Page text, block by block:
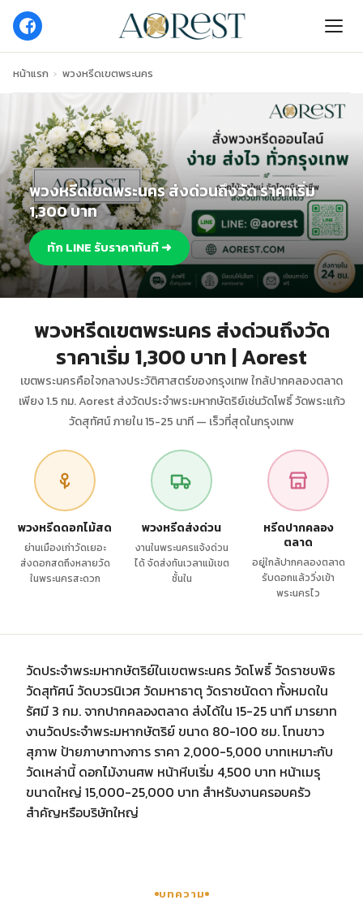
หน้าแรก › พวงหรีดเขตพระนคร
พวงหรีดเขตพระนคร ส่งด่วนถึงวัด ราคาเริ่ม
1,300 บาท
ทัก LINE รับราคาทันที ➜
พวงหรีดเขตพระนคร ส่งด่วนถึงวัด
ราคาเริ่ม 1,300 บาท | Aorest
เขตพระนครคือใจกลางประวัติศาสตร์ของกรุงเทพ ใกล้ปากคลองตลาด
เพียง 1.5 กม. Aorest ส่งวัดประจำพระมหากษัตริย์เช่นวัดโพธิ์ วัดพระแก้ว
วัดสุทัศน์ ภายใน 15-25 นาที — เร็วที่สุดในกรุงเทพ
พวงหรีดดอกไม้สด
ย่านเมืองเก่าวัดเยอะ
ส่งดอกสดถึงหลายวัด
ในพระนครสะดวก
พวงหรีดส่งด่วน
งานในพระนครแจ้งด่วน
ได้ จัดส่งทันเวลาแม้เขต
ชั้นใน
หรีดปากคลอง
ตลาด
อยู่ใกล้ปากคลองตลาด
รับดอกแล้ววิ่งเข้า
พระนครไว
วัดประจำพระมหากษัตริย์ในเขตพระนคร วัดโพธิ์ วัดราชบพิธ
วัดสุทัศน์ วัดบวรนิเวศ วัดมหาธาตุ วัดราชนัดดา ทั้งหมดใน
รัศมี 3 กม. จากปากคลองตลาด ส่งได้ใน 15-25 นาที มารยาท
งานวัดประจำพระมหากษัตริย์ ขนาด 80-100 ซม. โทนขาว
สุภาพ ป้ายภาษาทางการ ราคา 2,000-5,000 บาทเหมาะกับ
วัดเหล่านี้ ดอกไม้งานศพ หน้าหีบเริ่ม 4,500 บาท หน้าเมรุ
ขนาดใหญ่ 15,000-25,000 บาท สำหรับงานครอบครัว
สำคัญหรือบริษัทใหญ่
บทความ